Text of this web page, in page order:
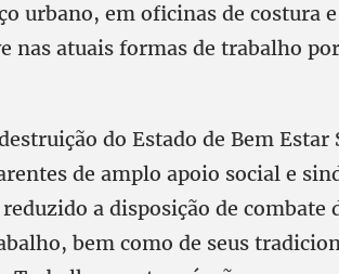
urbano, em oficinas de costura
nas atuais formas de trabalho por
do Estado de Bem Estar
de amplo apoio social e
a disposição de combate
bem como de seus